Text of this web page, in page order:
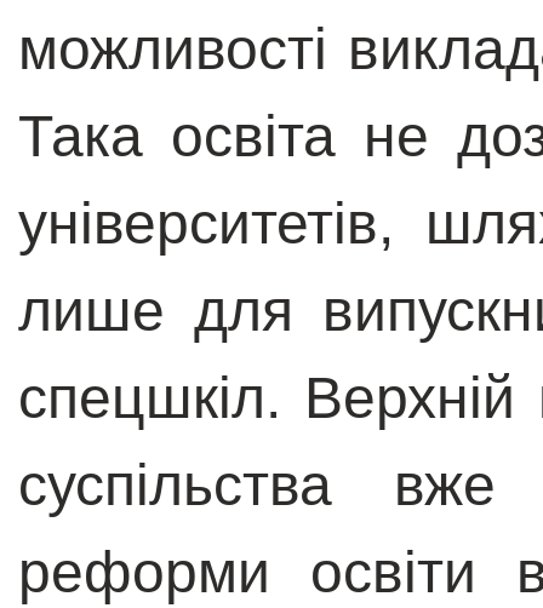
можливості
Така освіта не
університетів,
лише для
спецшкіл. Верхній
суспільства
реформи освіти